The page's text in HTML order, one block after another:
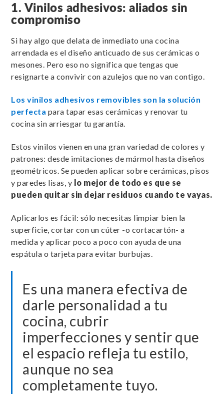
1. Vinilos adhesivos: aliados sin
compromiso
Si hay algo que delata de inmediato una cocina
arrendada es el diseño anticuado de sus cerámicas o
mesones. Pero eso no significa que tengas que
resignarte a convivir con azulejos que no van contigo.
Los vinilos adhesivos removibles son la solución
perfecta para tapar esas cerámicas y renovar tu
cocina sin arriesgar tu garantía.
Estos vinilos vienen en una gran variedad de colores y
patrones: desde imitaciones de mármol hasta diseños
geométricos. Se pueden aplicar sobre cerámicas, pisos
y paredes lisas, y lo mejor de todo es que se
pueden quitar sin dejar residuos cuando te vayas.
Aplicarlos es fácil: sólo necesitas limpiar bien la
superficie, cortar con un cúter -o cortacartón- a
medida y aplicar poco a poco con ayuda de una
espátula o tarjeta para evitar burbujas.
Es una manera efectiva de
darle personalidad a tu
cocina, cubrir
imperfecciones y sentir que
el espacio refleja tu estilo,
aunque no sea
completamente tuyo.